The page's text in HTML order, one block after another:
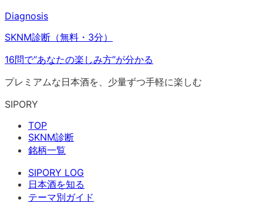
Diagnosis
SKNM診断（無料・3分）
16問で“あなたの楽しみ方”が分かる
プレミアムな日本酒を、少量ずつ手軽に楽しむ
SIPORY
TOP
SKNM診断
銘柄一覧
SIPORY LOG
日本酒を知る
テーマ別ガイド